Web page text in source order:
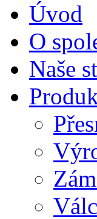
Úvod
O
Naše